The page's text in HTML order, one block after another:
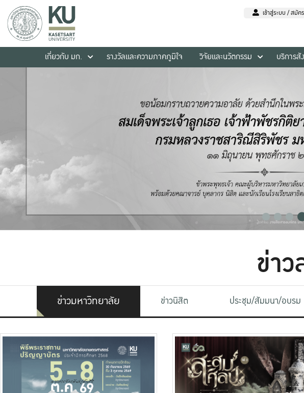
เข้าสู่ระบบ / สมัค
เกี่ยวกับ มก.
รางวัลและความภาคภูมิใจ วิจัยและนวัตกรรม บริการสั
ข่า
ข่าวมหาวิทยาลัย ข่าวนิสิต ประชุม/สัมมนา/อบรม